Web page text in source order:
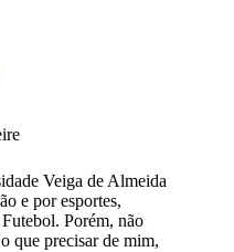
Veiga de Almeida
e por esportes,
Porém, não
que precisar de mim,